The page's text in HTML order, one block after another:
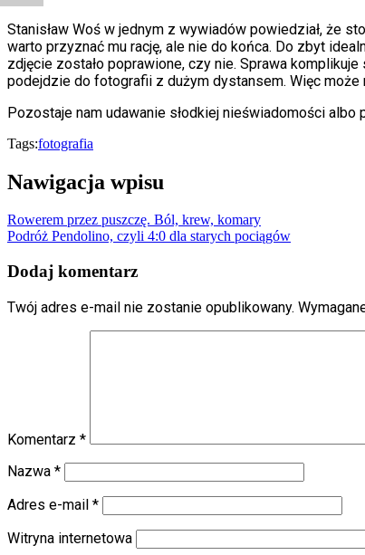
Stanisław Woś w jednym z wywiadów powiedział, że
warto przyznać mu rację, ale nie do końca. Do zbyt
zdjęcie zostało poprawione, czy nie. Sprawa
podejdzie do fotografii z dużym dystansem. Więc może
Pozostaje nam udawanie słodkiej nieświadomości
Tags:fotografia
Nawigacja wpisu
Rowerem przez puszczę. Ból, krew, komary
Podróż Pendolino, czyli 4:0 dla starych pociągów
Dodaj komentarz
Twój adres e-mail nie zostanie opublikowany.
Komentarz *
Nazwa *
Adres e-mail *
Witryna internetowa